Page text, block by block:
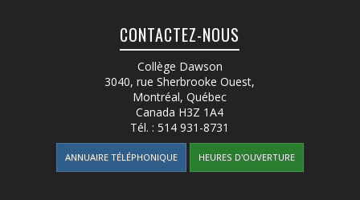
CONTACTEZ-NOUS
Collège Dawson
3040, rue Sherbrooke Ouest,
Montréal, Québec
Canada H3Z 1A4
Tél. :514 931-8731
ANNUAIRE TÉLÉPHONIQUE HEURES D'OUVERTURE